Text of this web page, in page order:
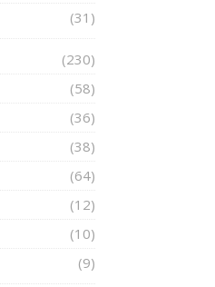
(31)
(230)
(58)
(36)
(38)
(64)
(12)
(10)
(9)